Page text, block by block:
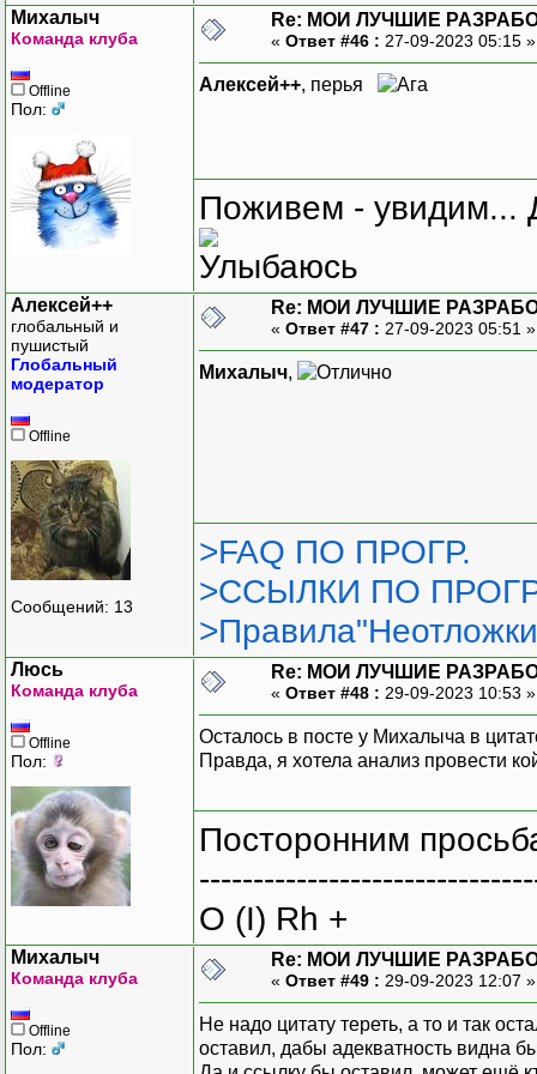
Михалыч
Команда клуба
Offline
Пол:
Re: МОИ ЛУЧШИЕ
« Ответ #46 : 27-09-2023 05:15
Алексей++, перья
Поживем - увидим...
Алексей++
глобальный и
пушистый
Глобальный
модератор
Offline
Сообщений: 13
Re: МОИ ЛУЧШИЕ
« Ответ #47 : 27-09-2023 05:51
Михалыч,
>FAQ ПО ПРОГР.
>ССЫЛКИ ПО
Люсь
Команда клуба
Offline
Пол:
Re: МОИ ЛУЧШИЕ
« Ответ #48 : 29-09-2023 10:53
Осталось в посте у Михалыча в
Правда, я хотела анализ провести
Посторонним
O (I) Rh +
Михалыч
Команда клуба
Offline
Пол:
Re: МОИ ЛУЧШИЕ
« Ответ #49 : 29-09-2023 12:07
Не надо цитату тереть, а то и так
оставил, дабы адекватность видна